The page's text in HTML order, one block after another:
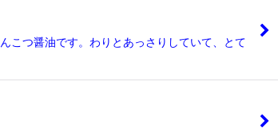
こつ醤油です。わりとあっさりしていて、とて